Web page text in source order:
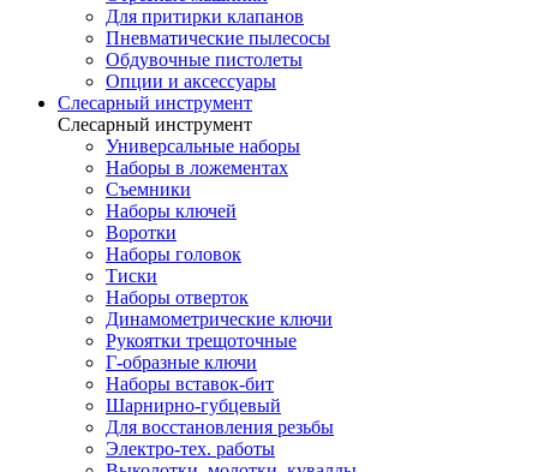
Для притирки клапанов
Пневматические пылесосы
Обдувочные пистолеты
Опции и аксессуары
Слесарный инструмент
Слесарный инструмент
Универсальные наборы
Наборы в ложементах
Съемники
Наборы ключей
Воротки
Наборы головок
Тиски
Наборы отверток
Динамометрические ключи
Рукоятки трещоточные
Г-образные ключи
Наборы вставок-бит
Шарнирно-губцевый
Для восстановления резьбы
Электро-тех. работы